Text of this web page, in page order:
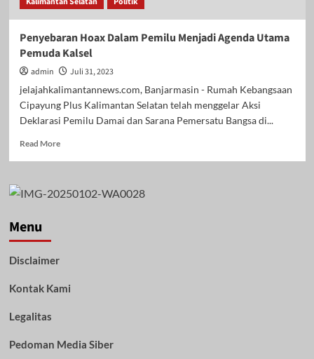
Penyebaran Hoax Dalam Pemilu Menjadi Agenda Utama
Pemuda Kalsel
admin
Juli 31, 2023
jelajahkalimantannews.com, Banjarmasin - Rumah Kebangsaan
Cipayung Plus Kalimantan Selatan telah menggelar Aksi
Deklarasi Pemilu Damai dan Sarana Pemersatu Bangsa di...
Read MoreRead
Hoax
Utama
Kalsel
Menu
Disclaimer
Kontak Kami
Legalitas
Pedoman Media Siber